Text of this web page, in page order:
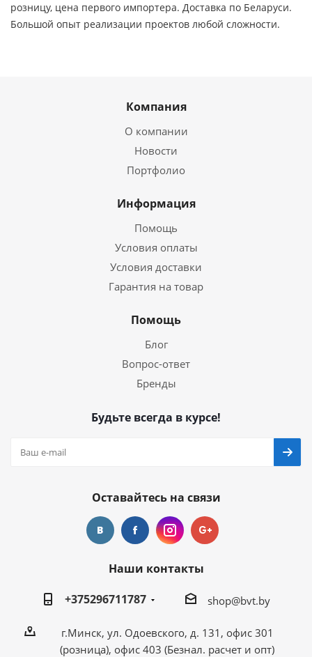
розницу, цена первого импортера. Доставка по Беларуси.
Большой опыт реализации проектов любой сложности.
Компания
О компании
Новости
Портфолио
Информация
Помощь
Условия оплаты
Условия доставки
Гарантия на товар
Помощь
Блог
Вопрос-ответ
Бренды
Будьте всегда в курсе!
Оставайтесь на связи
Наши контакты
+375296711787
shop@bvt.by
г.Минск, ул. Одоевского, д. 131, офис 301
(розница), офис 403 (Безнал. расчет и опт)